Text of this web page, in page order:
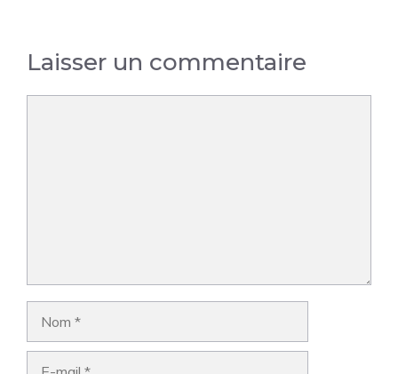
Laisser un commentaire